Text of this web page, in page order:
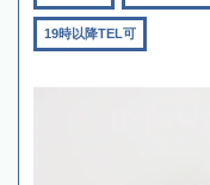
19時以降TEL可